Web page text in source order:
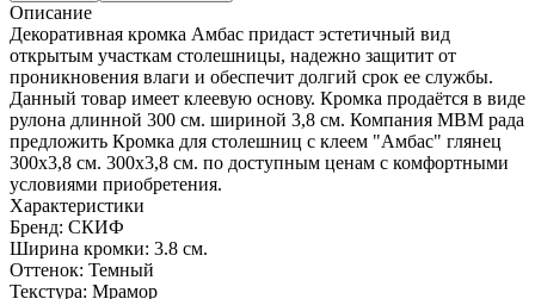
Описание
Декоративная кромка Амбас придаст эстетичный вид
открытым участкам столешницы, надежно защитит от
проникновения влаги и обеспечит долгий срок ее службы.
Данный товар имеет клеевую основу. Кромка продаётся в виде
рулона длинной 300 см. шириной 3,8 см. Компания МВМ рада
предложить Кромка для столешниц с клеем "Амбас" глянец
300х3,8 см. 300х3,8 см. по доступным ценам с комфортными
условиями приобретения.
Характеристики
Бренд: СКИФ
Ширина кромки: 3.8 см.
Оттенок: Темный
Текстура: Мрамор